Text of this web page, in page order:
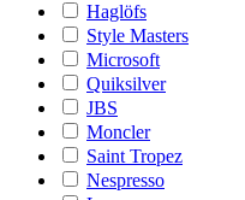
Haglöfs
Style Masters
Microsoft
Quiksilver
JBS
Moncler
Saint Tropez
Nespresso